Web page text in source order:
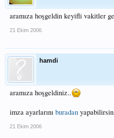
aramıza hoşgeldin keyifli vakitler
21 Ekim 2006
hamdi
aramıza hoşgeldiniz..
imza ayarlarını buradan
21 Ekim 2006